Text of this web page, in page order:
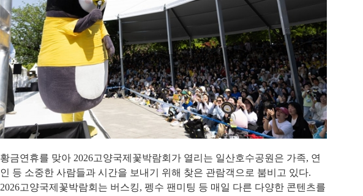
황금연휴를 맞아 2026고양국제꽃박람회가 열리는 일산호수공원은 가족, 연
인 등 소중한 사람들과 시간을 보내기 위해 찾은 관람객으로 붐비고 있다.
2026고양국제꽃박람회는 버스킹, 펭수 팬미팅 등 매일 다른 다양한 콘텐츠를